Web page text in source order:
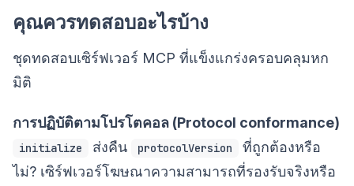
คุณควรทดสอบอะไรบ้าง
ชุดทดสอบเซิร์ฟเวอร์ MCP ที่แข็งแกร่งครอบคลุมหก
มิติ
การปฏิบัติตามโปรโตคอล (Protocol conformance)
initialize ส่งคืน protocolVersion
ที่ถูกต้องหรือ
ไม่? เซิร์ฟเวอร์โฆษณาความสามารถที่รองรับจริงหรือ